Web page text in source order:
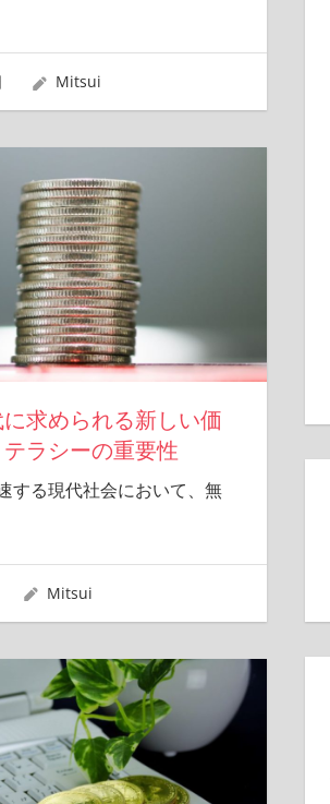
Mitsui
求められる新しい価
ラシーの重要性
する現代社会において、無
Mitsui